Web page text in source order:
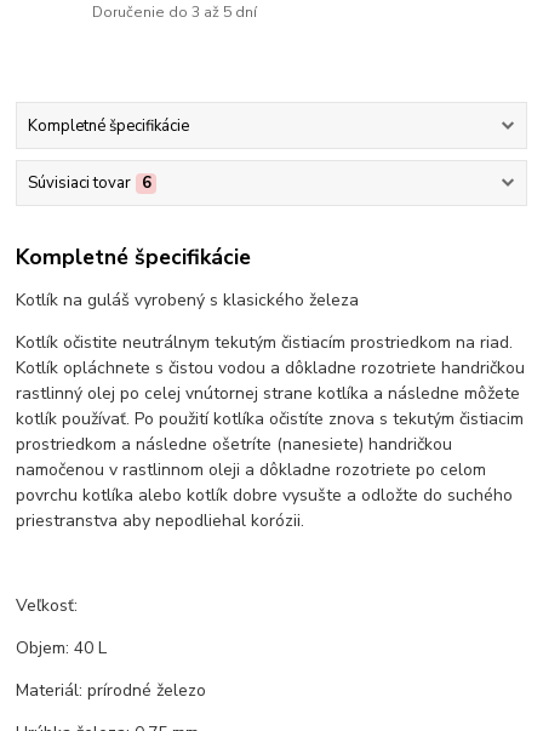
Doručenie do 3 až 5 dní
Kompletné špecifikácie
Súvisiaci tovar 6
Kompletné špecifikácie
Kotlík na guláš vyrobený s klasického železa
Kotlík očistite neutrálnym tekutým čistiacím prostriedkom na riad.
Kotlík opláchnete s čistou vodou a dôkladne rozotriete handričkou
rastlinný olej po celej vnútornej strane kotlíka a následne môžete
kotlík používať. Po použití kotlíka očistíte znova s tekutým čistiacim
prostriedkom a následne ošetríte (nanesiete) handričkou
namočenou v rastlinnom oleji a dôkladne rozotriete po celom
povrchu kotlíka alebo kotlík dobre vysušte a odložte do suchého
priestranstva aby nepodliehal korózii.
Veľkosť:
Objem: 40 L
Materiál: prírodné železo